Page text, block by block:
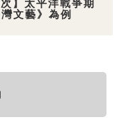
】太平洋戰爭期
文藝》為例